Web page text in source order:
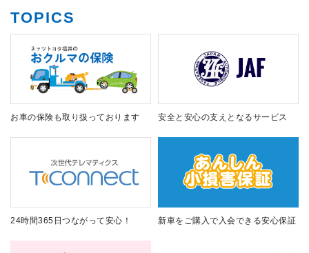
TOPICS
お車の保険も取り扱っております 安全と安心の支えとなるサービス
24時間365日つながって安心！ 新車をご購入で入会できる安心保証